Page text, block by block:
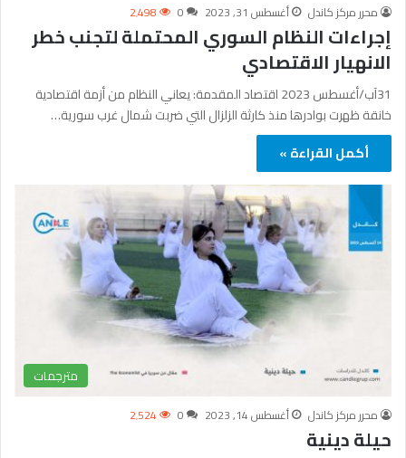
محرر مركز كاندل أغسطس 31, 2023 0 2٬498
إجراءات النظام السوري المحتملة لتجنب خطر
الانهيار الاقتصادي
31آب/أغسطس 2023 اقتصاد المقدمة: يعاني النظام من أزمة اقتصادية
خانقة ظهرت بوادرها منذ كارثة الزلزال التي ضربت شمال غرب سورية…
أكمل القراءة »
مترجمات
محرر مركز كاندل أغسطس 14, 2023 0 2٬524
حيلة دينية